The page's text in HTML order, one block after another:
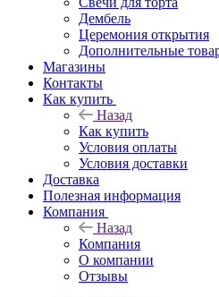
Дембель
Церемония открытия
Дополнительные
Магазины
Контакты
Как купить
Назад
Как купить
Условия оплаты
Условия доставки
Доставка
Полезная информация
Компания
Назад
Компания
О компании
Отзывы